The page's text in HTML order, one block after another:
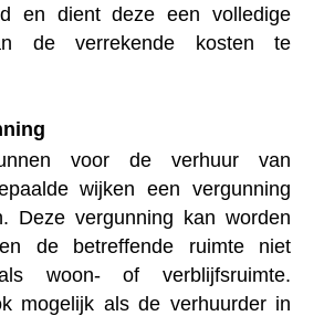
en dient deze een volledige
de verrekende kosten te
voor de verhuur van
wijken een vergunning
Deze vergunning kan worden
de betreffende ruimte niet
woon- of verblijfsruimte.
mogelijk als de verhuurder in